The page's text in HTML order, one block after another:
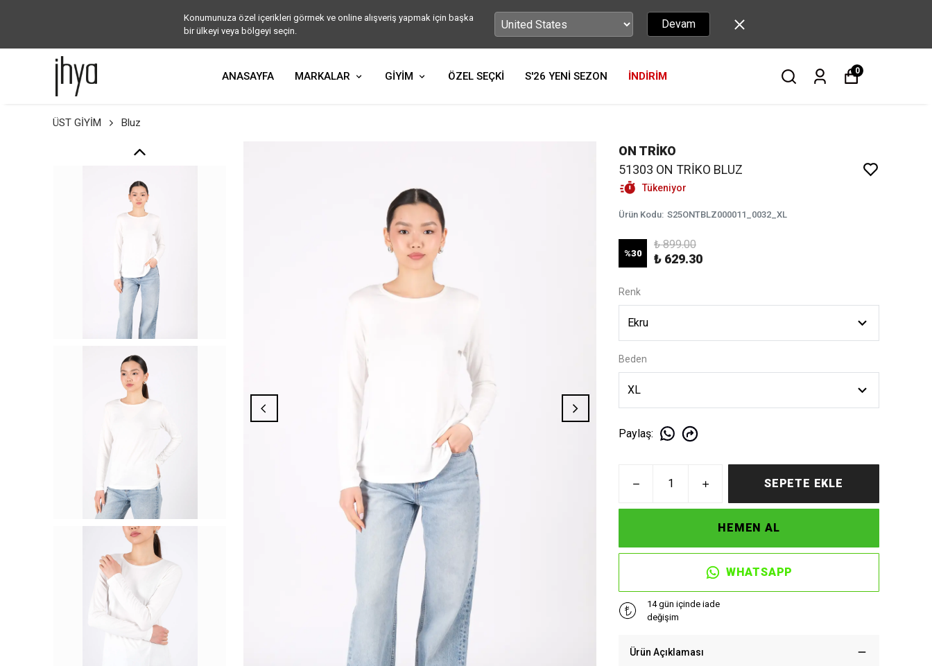
Konumunuza özel içerikleri görmek ve online alışveriş yapmak için başka
bir ülkeyi veya bölgeyi seçin.
Devam
ANASAYFA MARKALAR GİYİM ÖZEL SEÇKİ S'26 YENİ SEZON İNDİRİM 0
ÜST GİYİM Bluz
ON TRİKO
51303 ON TRİKO BLUZ
Tükeniyor
Ürün Kodu: S25ONTBLZ000011_0032_XL
%30
₺ 899.00
₺ 629.30
Renk
Beden
Paylaş:
SEPETE EKLE
HEMEN AL
WHATSAPP
14 gün içinde iade
değişim
Ürün Açıklaması